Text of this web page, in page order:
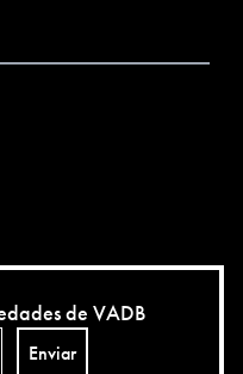
de VADB
Enviar